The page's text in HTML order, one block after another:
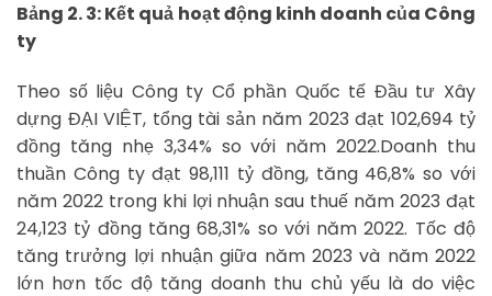
Bảng 2. 3: Kết quả hoạt động kinh doanh của Công
ty
Theo số liệu Công ty Cổ phần Quốc tế Đầu tư Xây
dựng ĐẠI VIỆT, tổng tài sản năm 2023 đạt 102,694 tỷ
đồng tăng nhẹ 3,34% so với năm 2022.Doanh thu
thuần Công ty đạt 98,111 tỷ đồng, tăng 46,8% so với
năm 2022 trong khi lợi nhuận sau thuế năm 2023 đạt
24,123 tỷ đồng tăng 68,31% so với năm 2022. Tốc độ
tăng trưởng lợi nhuận giữa năm 2023 và năm 2022
lớn hơn tốc độ tăng doanh thu chủ yếu là do việc